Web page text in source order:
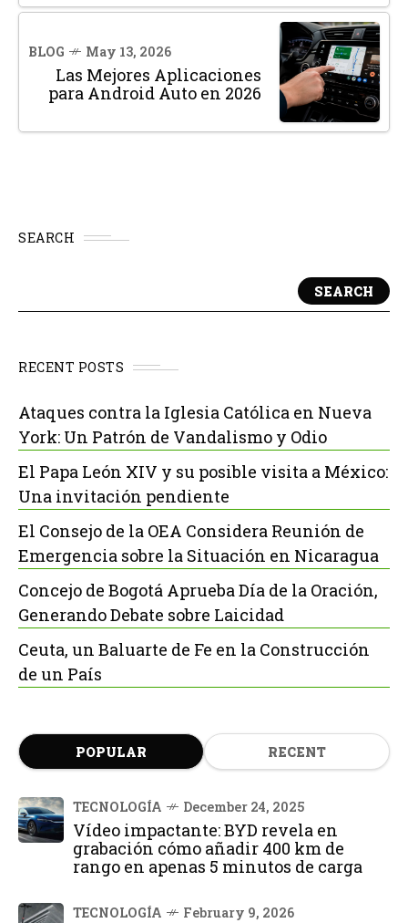
BLOG May 13, 2026
Las Mejores Aplicaciones
para Android Auto en 2026
SEARCH
SEARCH
RECENT POSTS
Ataques contra la Iglesia Católica en Nueva
York: Un Patrón de Vandalismo y Odio
El Papa León XIV y su posible visita a México:
Una invitación pendiente
El Consejo de la OEA Considera Reunión de
Emergencia sobre la Situación en Nicaragua
Concejo de Bogotá Aprueba Día de la Oración,
Generando Debate sobre Laicidad
Ceuta, un Baluarte de Fe en la Construcción
de un País
POPULAR RECENT
TECNOLOGÍA December 24, 2025
Vídeo impactante: BYD revela en
grabación cómo añadir 400 km de
rango en apenas 5 minutos de carga
TECNOLOGÍA February 9, 2026